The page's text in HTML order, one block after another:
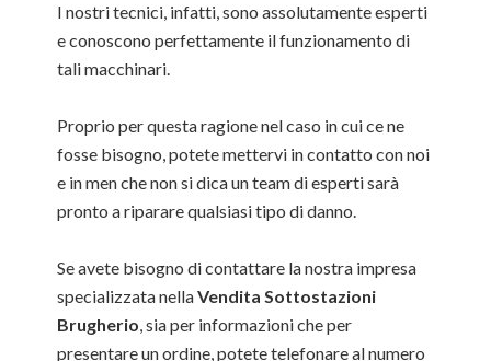
I nostri tecnici, infatti, sono assolutamente esperti
e conoscono perfettamente il funzionamento di
tali macchinari.
Proprio per questa ragione nel caso in cui ce ne
fosse bisogno, potete mettervi in contatto con noi
e in men che non si dica un team di esperti sarà
pronto a riparare qualsiasi tipo di danno.
Se avete bisogno di contattare la nostra impresa
specializzata nellaVendita Sottostazioni
Brugherio, sia per informazioni che per
presentare un ordine, potete telefonare al numero